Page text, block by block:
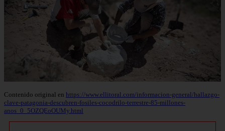
Contenido original en https://www.ellitoral.com/informacion-general/hallazgo-
clave-patagonia-descubren-fosiles-cocodrilo-terrestre-85-millones-
anos_0_5OZQEoOUMy.html